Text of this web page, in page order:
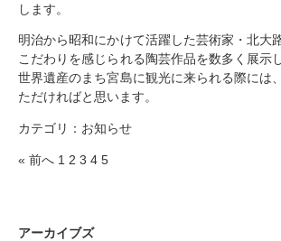
します。
明治から昭和にかけて活躍した芸術家・北大
こだわりを感じられる陶芸作品を数多く展示
世界遺産のまち宮島に観光に来られる際には
ただければと思います。
カテゴリ： お知らせ
« 前へ 1 2 3 4 5
アーカイブズ